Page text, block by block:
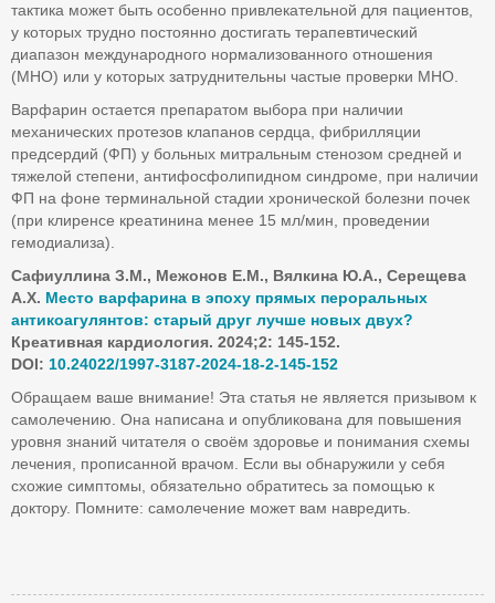
тактика может быть особенно привлекательной для пациентов,
у которых трудно постоянно достигать терапевтический
диапазон международного нормализованного отношения
(МНО) или у которых затруднительны частые проверки МНО.
Варфарин остается препаратом выбора при наличии
механических протезов клапанов сердца, фибрилляции
предсердий (ФП) у больных митральным стенозом средней и
тяжелой степени, антифосфолипидном синдроме, при наличии
ФП на фоне терминальной стадии хронической болезни почек
(при клиренсе креатинина менее 15 мл/мин, проведении
гемодиализа).
Сафиуллина З.М., Межонов Е.М., Вялкина Ю.А., Серещева
А.Х. Место варфарина в эпоху прямых пероральных
антикоагулянтов: старый друг лучше новых двух?
Креативная кардиология. 2024;2: 145-152.
DOI: 10.24022/1997-3187-2024-18-2-145-152
Обращаем ваше внимание! Эта статья не является призывом к
самолечению. Она написана и опубликована для повышения
уровня знаний читателя о своём здоровье и понимания схемы
лечения, прописанной врачом. Если вы обнаружили у себя
схожие симптомы, обязательно обратитесь за помощью к
доктору. Помните: самолечение может вам навредить.